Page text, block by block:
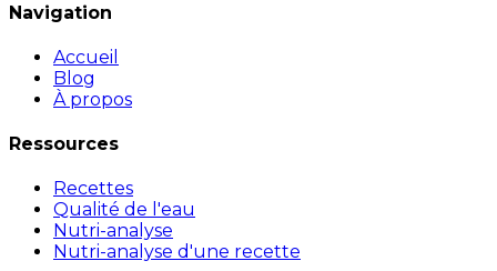
Navigation
Accueil
Blog
À propos
Ressources
Recettes
Qualité de l'eau
Nutri-analyse
Nutri-analyse d'une recette